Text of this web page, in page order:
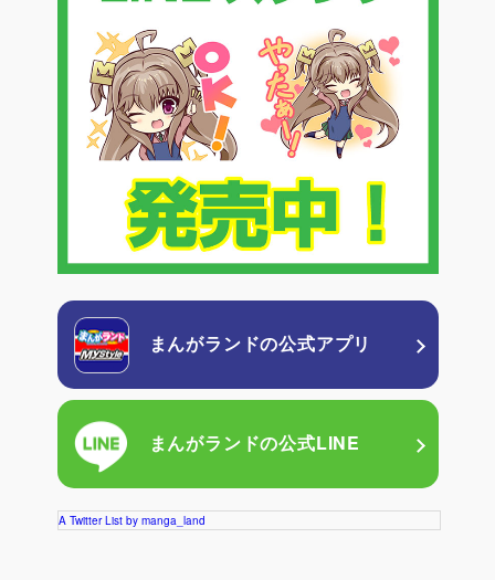
まんがランドの公式アプリ
まんがランドの公式LINE
A Twitter List by manga_land